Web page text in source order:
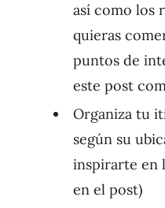
así como los
quieras
puntos de
este post
Organiza tu
según su
inspirarte en
en el post)